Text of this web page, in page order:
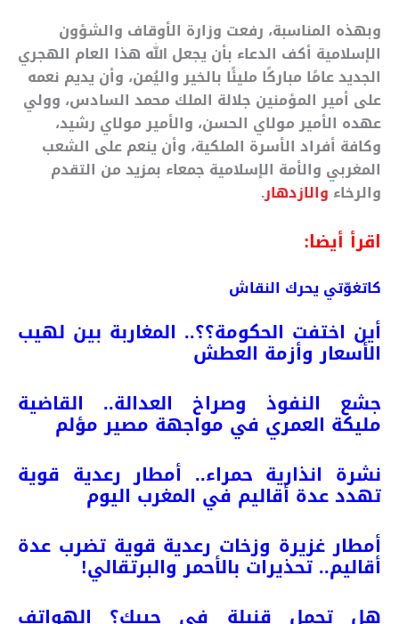
وبهذه المناسبة، رفعت وزارة الأوقاف والشؤون
الإسلامية أكف الدعاء بأن يجعل الله هذا العام الهجري
الجديد عامًا مباركًا مليئًا بالخير واليُمن، وأن يديم نعمه
على أمير المؤمنين جلالة الملك محمد السادس، وولي
عهده الأمير مولاي الحسن، والأمير مولاي رشيد،
وكافة أفراد الأسرة الملكية، وأن ينعم على الشعب
المغربي والأمة الإسلامية جمعاء بمزيد من التقدم
والرخاء والازدهار.
اقرأ أيضا:
كاتغوّتي يحرك النقاش
أين اختفت الحكومة؟؟.. المغاربة بين لهيب
الأسعار وأزمة العطش
جشع النفوذ وصراخ العدالة.. القاضية
مليكة العمري في مواجهة مصير مؤلم
نشرة انذارية حمراء.. أمطار رعدية قوية
تهدد عدة أقاليم في المغرب اليوم
أمطار غزيرة وزخات رعدية قوية تضرب عدة
أقاليم.. تحذيرات بالأحمر والبرتقالي!
هل تحمل قنبلة في جيبك؟ الهواتف